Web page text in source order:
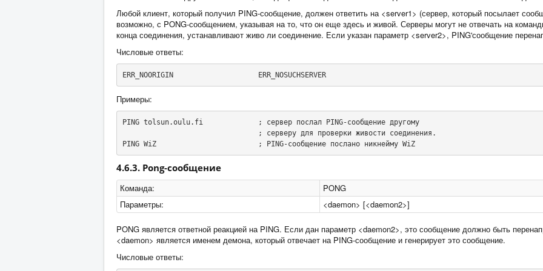
Любой клиент, который получил PING-сообщение, должен ответить на <server1> (сервер, который посылает
возможно, с PONG-сообщением, указывая на то, что он еще здесь и живой. Серверы могут не отвечать на
конца соединения, устанавливают живо ли соединение. Если указан параметр <server2>, PING'сообщение
Числовые ответы:
ERR_NOORIGIN                    ERR_NOSUCHSERVER
Примеры:
PING tolsun.oulu.fi             ; сервер послал PING-сообщение другому
PING WiZ                        ; PING-сообщение послано никнейму WiZ
4.6.3. Pong-сообщение
Команда:
PONG
Параметры:
<daemon> [<daemon2>]
PONG является ответной реакцией на PING. Если дан параметр <daemon2>, это сообщение должно быть
<daemon> является именем демона, который отвечает на PING-сообщение и генерирует это сообщение.
Числовые ответы: